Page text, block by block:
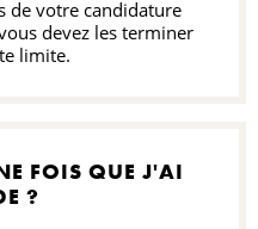
de votre candidature
devez les terminer
limite.
FOIS QUE J'AI
?